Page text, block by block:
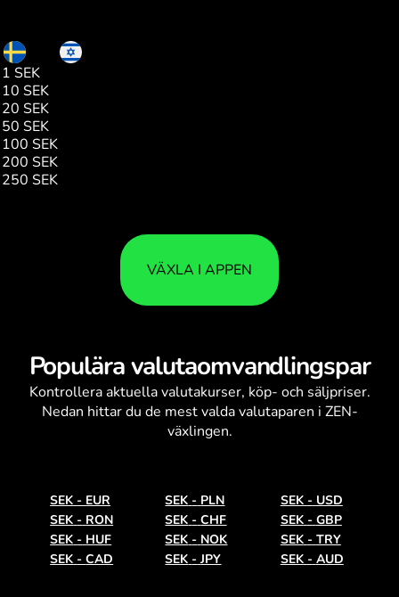
SEK
1 SEK
10 SEK
20 SEK
50 SEK
100 SEK
200 SEK
250 SEK
VÄXLA I APPEN
Populära valutaomvandlingspar
Kontrollera aktuellavalutakurser, köp- och säljpriser.
Nedan hittar du de mest valda valutaparen i ZEN-
växlingen.
SEK - EUR SEK - PLN SEK - USD
SEK - RON SEK - CHF SEK - GBP
SEK - HUF SEK - NOK SEK - TRY
SEK - CAD SEK - JPY SEK - AUD